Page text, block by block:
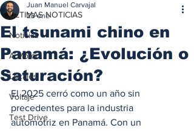
ÚLTIMAS NOTICIAS
Noticias
A Motor
Locales
Voltaje
Test Drive
El tsunami chino en
Panamá: ¿Evolución o
Saturación?
Juan Manuel Carvajal
23 ene
El 2025 cerró como un año sin
precedentes para la industria
automotriz en Panamá. Con un